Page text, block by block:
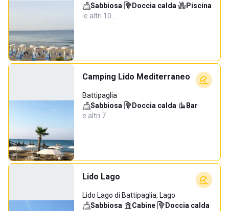
Sabbiosa· Doccia calda·
Piscina
·e altri 10…
Camping Lido Mediterraneo
Battipaglia
Sabbiosa· Doccia calda· Bar·
e altri 7…
Lido Lago
Lido Lago di Battipaglia, Lago
Sabbiosa· Cabine· Doccia calda·